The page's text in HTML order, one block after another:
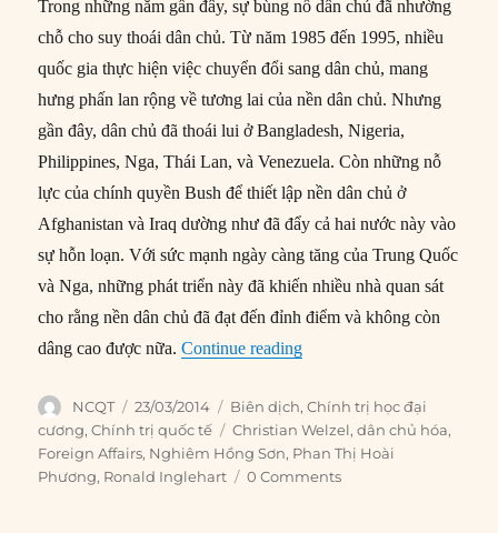
Trong những năm gần đây, sự bùng nổ dân chủ đã nhường
chỗ cho suy thoái dân chủ. Từ năm 1985 đến 1995, nhiều
quốc gia thực hiện việc chuyển đổi sang dân chủ, mang
hưng phấn lan rộng về tương lai của nền dân chủ. Nhưng
gần đây, dân chủ đã thoái lui ở Bangladesh, Nigeria,
Philippines, Nga, Thái Lan, và Venezuela. Còn những nỗ
lực của chính quyền Bush để thiết lập nền dân chủ ở
Afghanistan và Iraq dường như đã đẩy cả hai nước này vào
sự hỗn loạn. Với sức mạnh ngày càng tăng của Trung Quốc
và Nga, những phát triển này đã khiến nhiều nhà quan sát
cho rằng nền dân chủ đã đạt đến đỉnh điểm và không còn
dâng cao được nữa.Continue reading“#136 – Phát triển dẫn đến
Author
NCQT
Posted
on
23/03/2014 Categories
Biên dịch,Chính trị học đại
cương,Chính trị quốc tế Tags
Christian Welzel,dân chủ hóa,
Foreign Affairs, Nghiêm Hồng Sơn, Phan Thị Hoài
Phương, Ronald Inglehart 0 Comments